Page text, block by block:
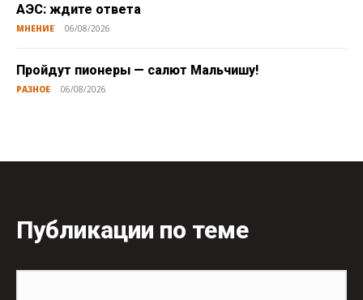
АЭС: ждите ответа
МНЕНИЕ 06/08/2026
Пройдут пионеры — салют Мальчишу!
РАЗНОЕ 06/08/2026
Публикации по теме